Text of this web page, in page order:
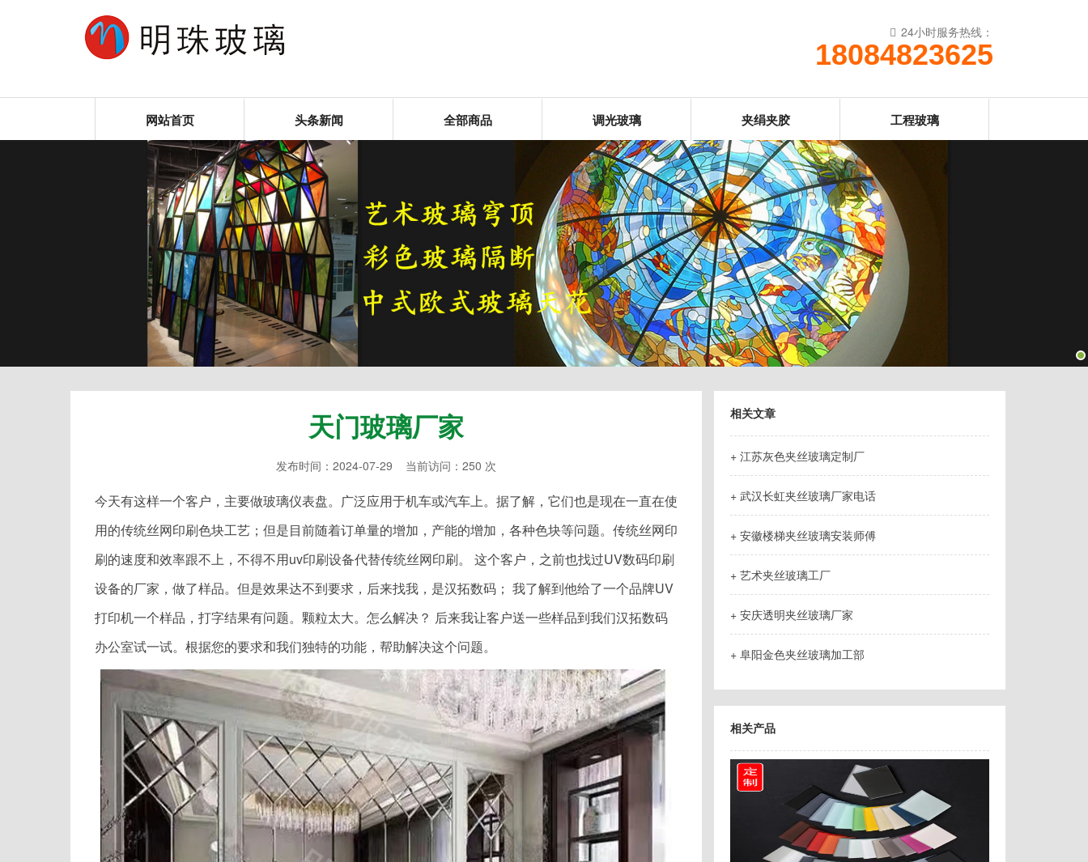
24小时服务热线：
18084823625
网站首页 头条新闻 全部商品 调光玻璃 夹绢夹胶 工程玻璃
天门玻璃厂家
发布时间：2024-07-29 当前访问：250 次
今天有这样一个客户，主要做玻璃仪表盘。广泛应用于机车或汽车上。据了解，它们也是现在一直在使
用的传统丝网印刷色块工艺；但是目前随着订单量的增加，产能的增加，各种色块等问题。传统丝网印
刷的速度和效率跟不上，不得不用uv印刷设备代替传统丝网印刷。 这个客户，之前也找过UV数码印刷
设备的厂家，做了样品。但是效果达不到要求，后来找我，是汉拓数码； 我了解到他给了一个品牌UV
打印机一个样品，打字结果有问题。颗粒太大。怎么解决？ 后来我让客户送一些样品到我们汉拓数码
办公室试一试。根据您的要求和我们独特的功能，帮助解决这个问题。
相关文章
+ 江苏灰色夹丝玻璃定制厂
+ 武汉长虹夹丝玻璃厂家电话
+ 安徽楼梯夹丝玻璃安装师傅
+ 艺术夹丝玻璃工厂
+ 安庆透明夹丝玻璃厂家
+ 阜阳金色夹丝玻璃加工部
相关产品